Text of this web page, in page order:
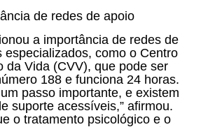
de redes de apoio
a importância de redes de
especializados, como o Centro
da Vida (CVV), que pode ser
188 e funciona 24 horas.
passo importante, e existem
suporte acessíveis,” afirmou.
o tratamento psicológico e o